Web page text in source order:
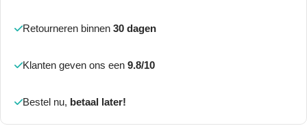
Retourneren binnen 30 dagen
Klanten geven ons een 9.8/10
Bestel nu, betaal later!